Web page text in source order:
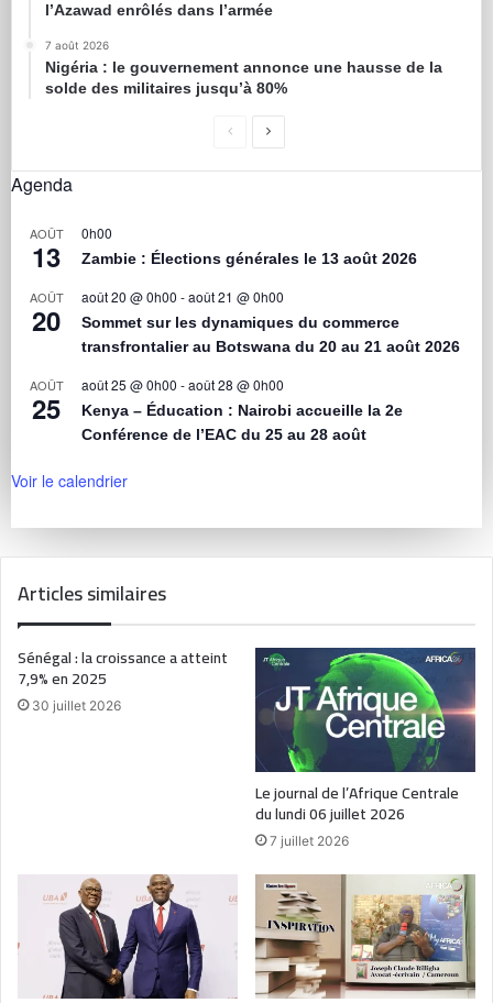
l’Azawad enrôlés dans l’armée
7 août 2026
Nigéria : le gouvernement annonce une hausse de la
solde des militaires jusqu’à 80%
Agenda
AOÛT
13
0h00
Zambie : Élections générales le 13 août 2026
AOÛT
20
août 20 @ 0h00 -août 21 @ 0h00
Sommet sur les dynamiques du commerce
transfrontalier au Botswana du 20 au 21 août 2026
AOÛT
25
août 25 @ 0h00 -août 28 @ 0h00
Kenya – Éducation : Nairobi accueille la 2e
Conférence de l’EAC du 25 au 28 août
Voir le calendrier
Articles similaires
Sénégal : la croissance a atteint
7,9% en 2025
30 juillet 2026
Le journal de l’Afrique Centrale
du lundi 06 juillet 2026
7 juillet 2026